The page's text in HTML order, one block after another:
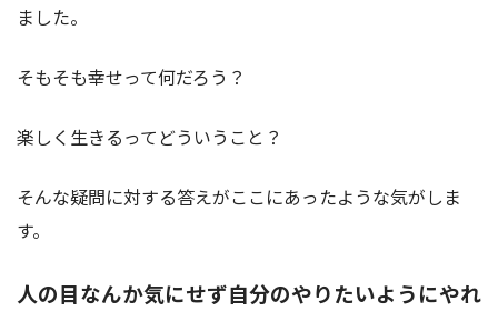
ました。
そもそも幸せって何だろう？
楽しく生きるってどういうこと？
そんな疑問に対する答えがここにあったような気がしま
す。
人の目なんか気にせず自分のやりたいようにやれ